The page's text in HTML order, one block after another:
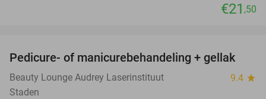
€21 ,50
55%
Pedicure- of manicurebehandeling + gellak
Beauty Lounge Audrey Laserinstituut 9.4 star
Staden